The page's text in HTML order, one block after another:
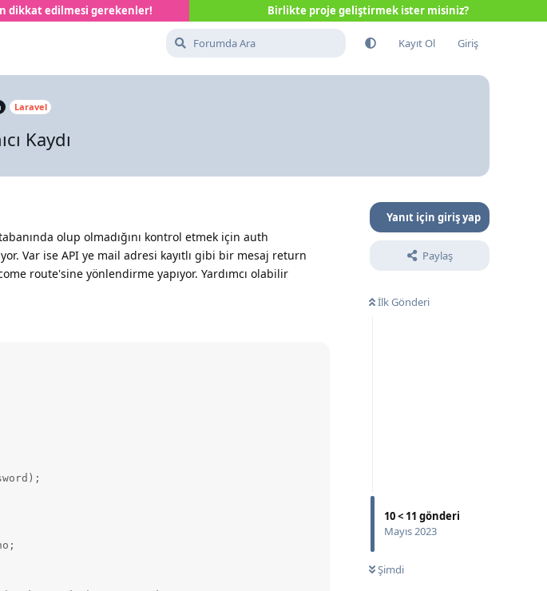
dikkat edilmesi gerekenler! Birlikte proje geliştirmek ister misiniz?
Kayıt Ol Giriş
Laravel
Kaydı
Yanıt için giriş yap
Paylaş
İlk Gönderi
10< 11 gönderi
Mayıs 2023
Şimdi
olup olmadığını kontrol etmek için auth
Var ise API ye mail adresi kayıtlı gibi bir mesaj return
route'sine yönlendirme yapıyor. Yardımcı olabilir